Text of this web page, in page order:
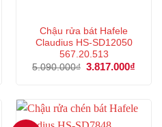
Chậu rửa bát Hafele
Claudius HS-SD12050
567.20.513
5.090.000₫ Giá
3.817.000₫